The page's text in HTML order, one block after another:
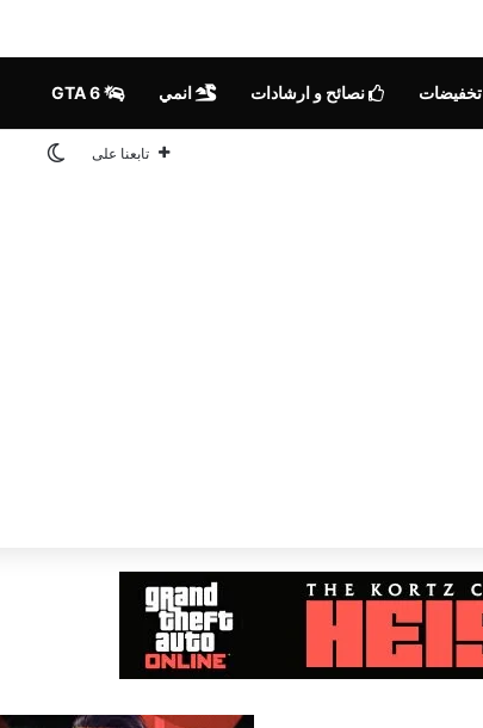
تخفيضات نصائح و ارشادات انمي
تابعنا على الوضع